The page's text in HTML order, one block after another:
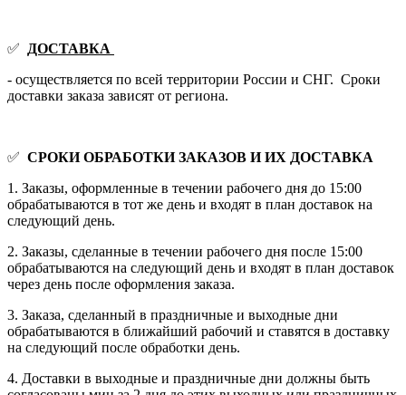
✅
ДОСТАВКА
- осуществляется по всей территории России и СНГ. Сроки
доставки заказа зависят от региона.
✅ СРОКИ ОБРАБОТКИ ЗАКАЗОВ И ИХ ДОСТАВКА
1. Заказы, оформленные в течении рабочего дня до 15:00
обрабатываются в тот же день и входят в план доставок на
следующий день.
2. Заказы, сделанные в течении рабочего дня после 15:00
обрабатываются на следующий день и входят в план доставок
через день после оформления заказа.
3. Заказа, сделанный в праздничные и выходные дни
обрабатываются в ближайший рабочий и ставятся в доставку
на следующий после обработки день.
4. Доставки в выходные и праздничные дни должны быть